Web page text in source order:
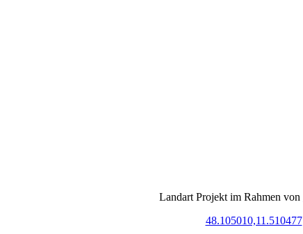
Landart Projekt im Rahmen von
48.105010,11.510477